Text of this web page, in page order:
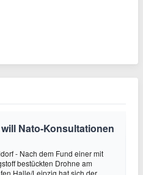
Nato-Konsultationen
- Nach dem Fund einer mit
bestückten Drohne am
Halle/Leipzig hat sich der